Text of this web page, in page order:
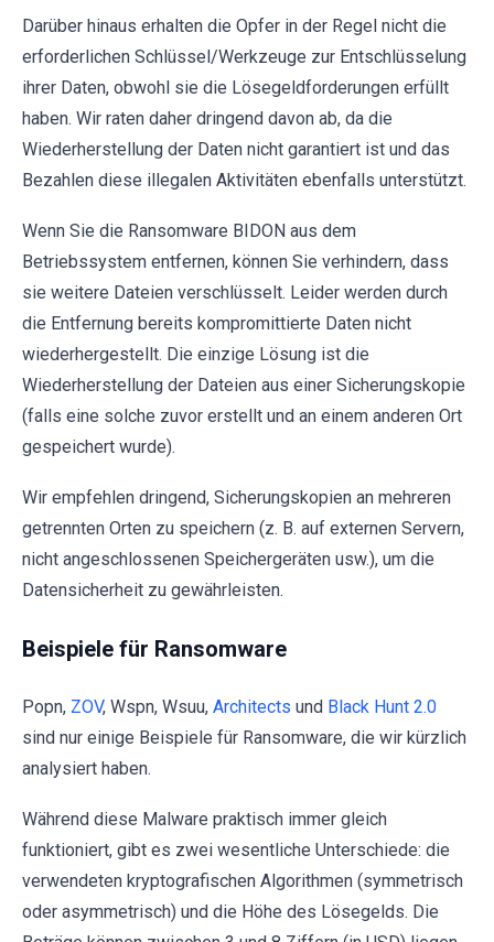
Darüber hinaus erhalten die Opfer in der Regel nicht die
erforderlichen Schlüssel/Werkzeuge zur Entschlüsselung
ihrer Daten, obwohl sie die Lösegeldforderungen erfüllt
haben. Wir raten daher dringend davon ab, da die
Wiederherstellung der Daten nicht garantiert ist und das
Bezahlen diese illegalen Aktivitäten ebenfalls unterstützt.
Wenn Sie die Ransomware BIDON aus dem
Betriebssystem entfernen, können Sie verhindern, dass
sie weitere Dateien verschlüsselt. Leider werden durch
die Entfernung bereits kompromittierte Daten nicht
wiederhergestellt. Die einzige Lösung ist die
Wiederherstellung der Dateien aus einer Sicherungskopie
(falls eine solche zuvor erstellt und an einem anderen Ort
gespeichert wurde).
Wir empfehlen dringend, Sicherungskopien an mehreren
getrennten Orten zu speichern (z. B. auf externen Servern,
nicht angeschlossenen Speichergeräten usw.), um die
Datensicherheit zu gewährleisten.
Beispiele für Ransomware
Popn, ZOV, Wspn, Wsuu, Architects und Black Hunt 2.0
sind nur einige Beispiele für Ransomware, die wir kürzlich
analysiert haben.
Während diese Malware praktisch immer gleich
funktioniert, gibt es zwei wesentliche Unterschiede: die
verwendeten kryptografischen Algorithmen (symmetrisch
oder asymmetrisch) und die Höhe des Lösegelds. Die